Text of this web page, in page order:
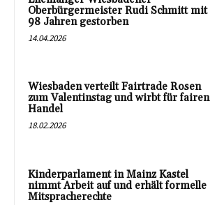
Oberbürgermeister Rudi Schmitt mit
98 Jahren gestorben
14.04.2026
Wiesbaden verteilt Fairtrade Rosen
zum Valentinstag und wirbt für fairen
Handel
18.02.2026
Kinderparlament in Mainz Kastel
nimmt Arbeit auf und erhält formelle
Mitspracherechte